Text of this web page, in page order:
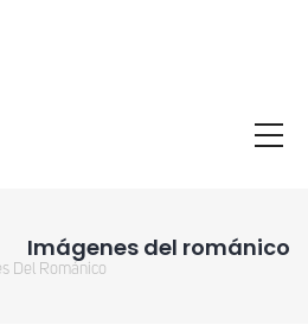
Imágenes del románico
Del Románico